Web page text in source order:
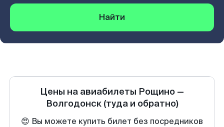
Найти
Цены на авиабилеты Рощино —
Волгодонск (туда и обратно)
😍 Вы можете купить билет без посредников